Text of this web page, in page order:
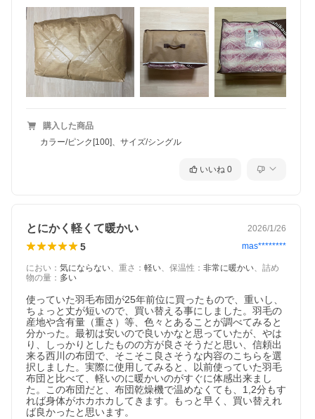
購入した商品
カラー/ピンク[100]、サイズ/シングル
いいね 0
とにかく軽くて暖かい 2026/1/26
5 mas********
におい ： 気にならない、 重さ ： 軽い、 保温性 ： 非常に暖かい、 詰め
物の量 ： 多い
使っていた羽毛布団が25年前位に買ったもので、重いし、
ちょっと丈が短いので、買い替える事にしました。羽毛の
産地や含有量（重さ）等、色々とあることが調べてみると
分かった。最初は安いので良いかなと思っていたが、やは
り、しっかりとしたものの方が良さそうだと思い、信頼出
来る西川の布団で、そこそこ良さそうな内容のこちらを選
択しました。実際に使用してみると、以前使っていた羽毛
布団と比べて、軽いのに暖かいのがすぐに体感出来まし
た。この布団だと、布団乾燥機で温めなくても、1,2分もす
れば身体がホカホカしてきます。もっと早く、買い替えれ
ば良かったと思います。